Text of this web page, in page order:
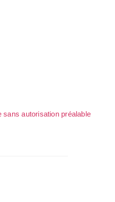
autorisation préalable